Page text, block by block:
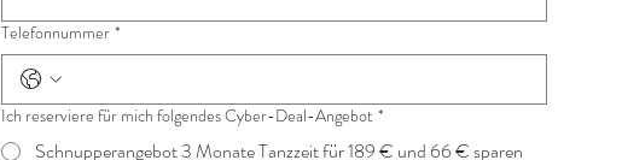
Telefonnummer *
Ich reserviere für mich folgendes Cyber-Deal-Angebot *
Schnupperangebot 3 Monate Tanzzeit für 189 € und 66 € sparen